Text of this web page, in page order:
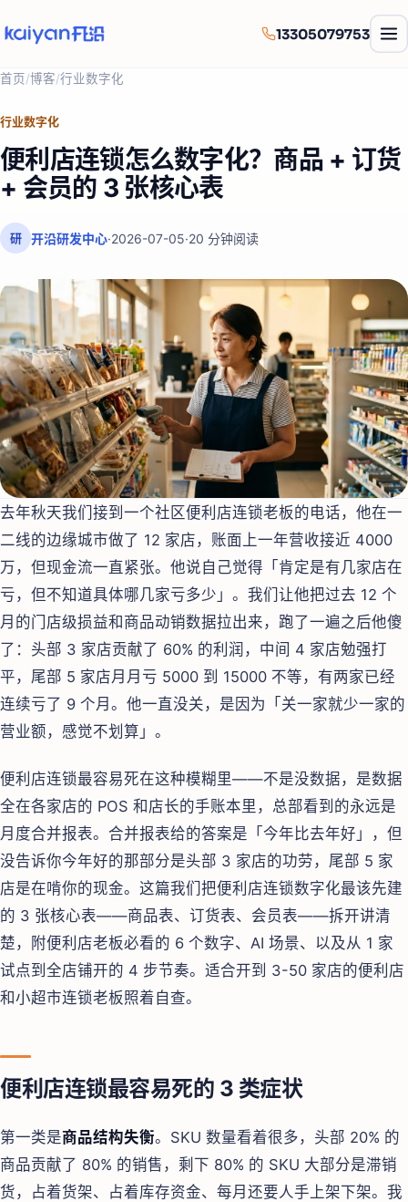
13305079753
首页/博客/行业数字化
行业数字化
便利店连锁怎么数字化？商品 + 订货
+ 会员的 3 张核心表
研 开沿研发中心·2026-07-05·20 分钟阅读
去年秋天我们接到一个社区便利店连锁老板的电话，他在一
二线的边缘城市做了 12 家店，账面上一年营收接近 4000
万，但现金流一直紧张。他说自己觉得「肯定是有几家店在
亏，但不知道具体哪几家亏多少」。我们让他把过去 12 个
月的门店级损益和商品动销数据拉出来，跑了一遍之后他傻
了：头部 3 家店贡献了 60% 的利润，中间 4 家店勉强打
平，尾部 5 家店月月亏 5000 到 15000 不等，有两家已经
连续亏了 9 个月。他一直没关，是因为「关一家就少一家的
营业额，感觉不划算」。
便利店连锁最容易死在这种模糊里——不是没数据，是数据
全在各家店的 POS 和店长的手账本里，总部看到的永远是
月度合并报表。合并报表给的答案是「今年比去年好」，但
没告诉你今年好的那部分是头部 3 家店的功劳，尾部 5 家
店是在啃你的现金。这篇我们把便利店连锁数字化最该先建
的 3 张核心表——商品表、订货表、会员表——拆开讲清
楚，附便利店老板必看的 6 个数字、AI 场景、以及从 1 家
试点到全店铺开的 4 步节奏。适合开到 3-50 家店的便利店
和小超市连锁老板照着自查。
便利店连锁最容易死的 3 类症状
第一类是商品结构失衡。SKU 数量看着很多，头部 20% 的
商品贡献了 80% 的销售，剩下 80% 的 SKU 大部分是滞销
货，占着货架、占着库存资金、每月还要人手上架下架。我